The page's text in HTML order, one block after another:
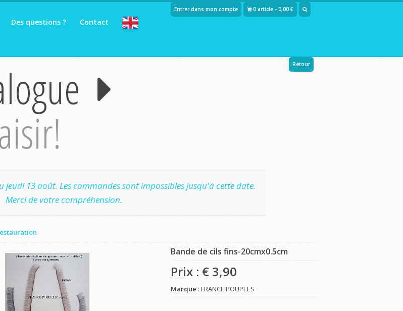
Des questions ? Contact
Entrer dans mon compte 0 article - 0,00 €
Retour
jeudi 13 août. Les commandes sont impossibles jusqu'à cette date.
Merci de votre compréhension.
Bande de cils fins-20cmx0.5cm
Prix : € 3,90
Marque : FRANCE POUPEES